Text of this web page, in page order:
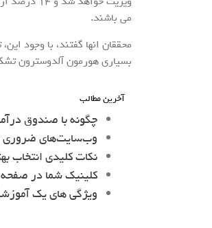
می باشند.
محققان انها گفتند، با وجود
بسیاری هورمون آلدوسترون
آخرین مطالب
چگونه با صندوق
وب‌سایت‌های ضروری
نکات کلیدی انتخاب
کلینیک شما در
ویژگی های یک